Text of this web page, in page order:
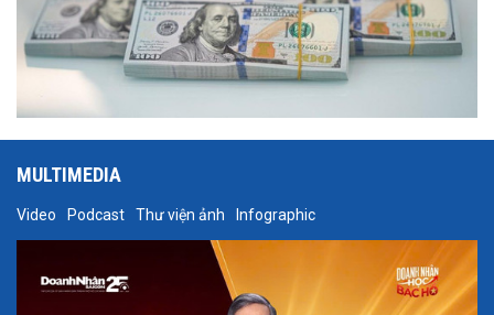
MULTIMEDIA
Video Podcast Thư viện ảnh Infographic